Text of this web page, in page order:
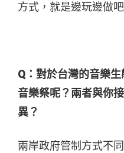
方式，就是邊玩邊做吧
Q：對於台灣的音樂
音樂祭呢？兩者與你
異？
兩岸政府管制方式不